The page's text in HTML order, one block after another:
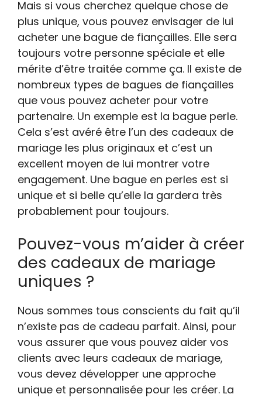
Mais si vous cherchez quelque chose de
plus unique, vous pouvez envisager de lui
acheter une bague de fiançailles. Elle sera
toujours votre personne spéciale et elle
mérite d’être traitée comme ça. Il existe de
nombreux types de bagues de fiançailles
que vous pouvez acheter pour votre
partenaire. Un exemple est la bague perle.
Cela s’est avéré être l’un des cadeaux de
mariage les plus originaux et c’est un
excellent moyen de lui montrer votre
engagement. Une bague en perles est si
unique et si belle qu’elle la gardera très
probablement pour toujours.
Pouvez-vous m’aider à créer
des cadeaux de mariage
uniques ?
Nous sommes tous conscients du fait qu’il
n’existe pas de cadeau parfait. Ainsi, pour
vous assurer que vous pouvez aider vos
clients avec leurs cadeaux de mariage,
vous devez développer une approche
unique et personnalisée pour les créer. La